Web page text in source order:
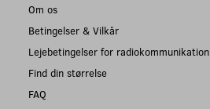
Om os
Betingelser & Vilkår
Lejebetingelser for radiokommunikation
Find din størrelse
FAQ